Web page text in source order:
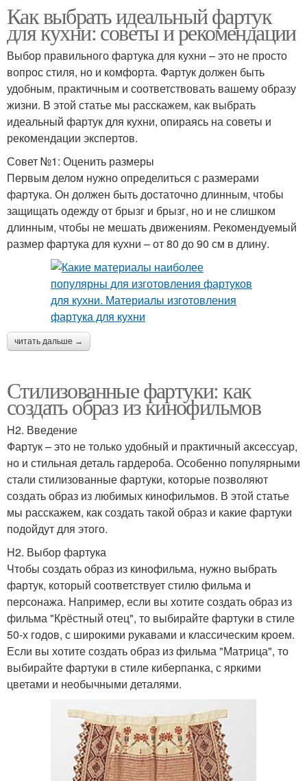
Как выбрать идеальный фартук
для кухни: советы и рекомендации
Выбор правильного фартука для кухни – это не просто
вопрос стиля, но и комфорта. Фартук должен быть
удобным, практичным и соответствовать вашему образу
жизни. В этой статье мы расскажем, как выбрать
идеальный фартук для кухни, опираясь на советы и
рекомендации экспертов.
Совет №1: Оценить размеры
Первым делом нужно определиться с размерами
фартука. Он должен быть достаточно длинным, чтобы
защищать одежду от брызг и брызг, но и не слишком
длинным, чтобы не мешать движениям. Рекомендуемый
размер фартука для кухни – от 80 до 90 см в длину.
читать дальше →
Стилизованные фартуки: как
создать образ из кинофильмов
H2. Введение
Фартук – это не только удобный и практичный аксессуар,
но и стильная деталь гардероба. Особенно популярными
стали стилизованные фартуки, которые позволяют
создать образ из любимых кинофильмов. В этой статье
мы расскажем, как создать такой образ и какие фартуки
подойдут для этого.
H2. Выбор фартука
Чтобы создать образ из кинофильма, нужно выбрать
фартук, который соответствует стилю фильма и
персонажа. Например, если вы хотите создать образ из
фильма "Крёстный отец", то выбирайте фартуки в стиле
50-х годов, с широкими рукавами и классическим кроем.
Если вы хотите создать образ из фильма "Матрица", то
выбирайте фартуки в стиле киберпанка, с яркими
цветами и необычными деталями.